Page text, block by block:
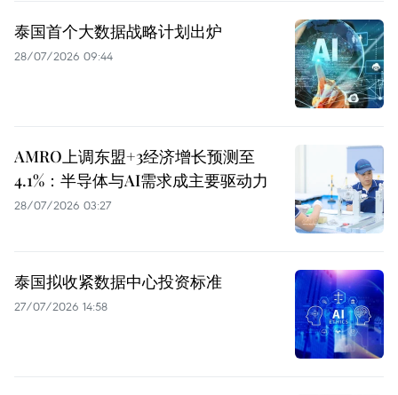
泰国首个大数据战略计划出炉
28/07/2026 09:44
AMRO上调东盟+3经济增长预测至
4.1%：半导体与AI需求成主要驱动力
28/07/2026 03:27
泰国拟收紧数据中心投资标准
27/07/2026 14:58